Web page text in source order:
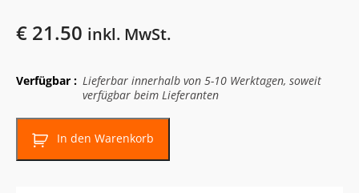
€ 21.50 inkl. MwSt.
Verfügbar : Lieferbar innerhalb von 5-10 Werktagen, soweit
verfügbar beim Lieferanten
In den Warenkorb